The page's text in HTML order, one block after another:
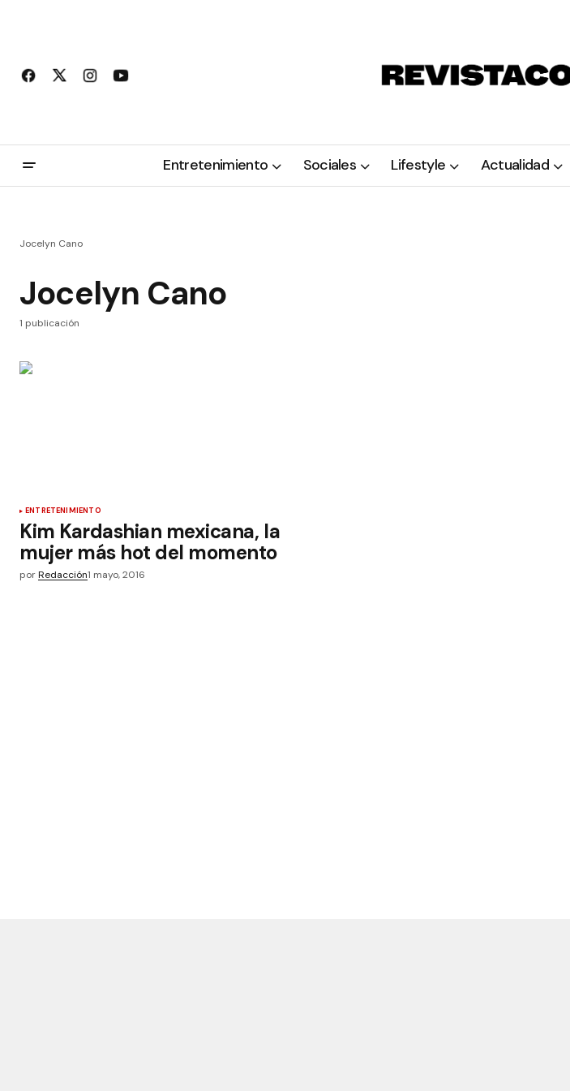
Entretenimiento Sociales Lifestyle Actualidad
Jocelyn Cano
Jocelyn Cano
1 publicación
ENTRETENIMIENTO
Kim Kardashian mexicana, la
mujer más hot del momento
porRedacción1 mayo, 2016